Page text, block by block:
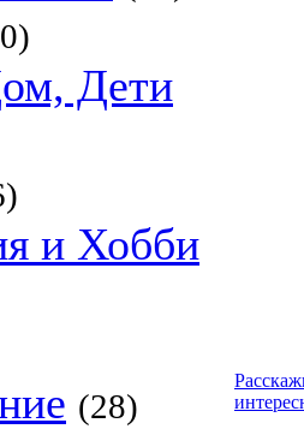
Дети
и Хобби
(28)